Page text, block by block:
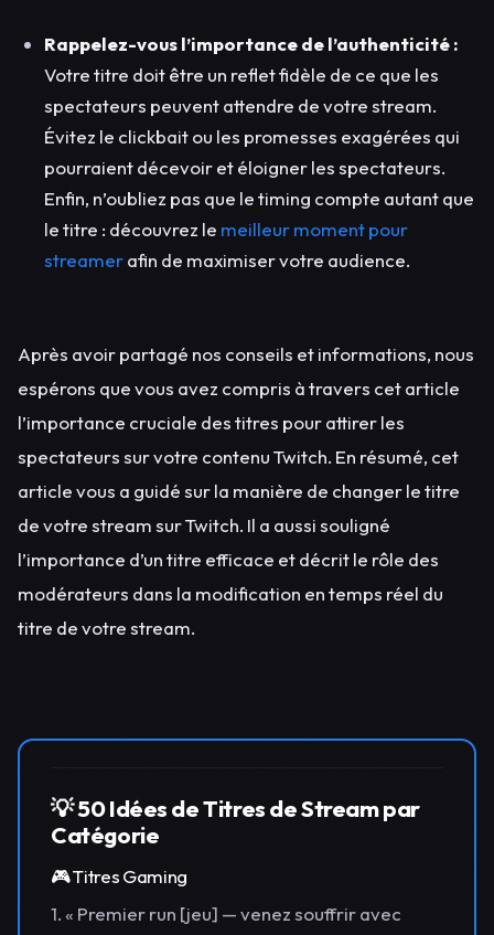
Rappelez-vous l’importance de l’authenticité :
Votre titre doit être un reflet fidèle de ce que les
spectateurs peuvent attendre de votre stream.
Évitez le clickbait ou les promesses exagérées qui
pourraient décevoir et éloigner les spectateurs.
Enfin, n’oubliez pas que le timing compte autant que
le titre : découvrez le meilleur moment pour
streamerafin de maximiser votre audience.
Après avoir partagé nos conseils et informations, nous
espérons que vous avez compris à travers cet article
l’importance cruciale des titres pour attirer les
spectateurs sur votre contenu Twitch. En résumé, cet
article vous a guidé sur la manière de changer le titre
de votre stream sur Twitch. Il a aussi souligné
l’importance d’un titre efficace et décrit le rôle des
modérateurs dans la modification en temps réel du
titre de votre stream.
💡 50 Idées de Titres de Stream par
Catégorie
🎮 Titres Gaming
1. « Premier run [jeu] — venez souffrir avec